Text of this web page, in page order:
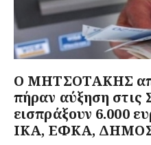
Ο ΜΗΤΣΟΤΑΚΗΣ
πήραν αύξηση
εισπράξουν
ΙΚΑ, ΕΦΚΑ,